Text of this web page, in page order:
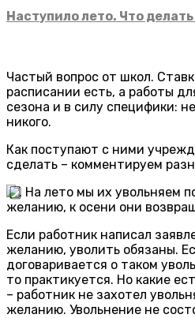
Наступило лето. Что
Частый вопрос от школ.
расписании есть, а работы
сезона и в силу специфики:
никого.
Как поступают с ними
сделать – комментируем
. На лето мы их увольняем
желанию, к осени они
Если работник написал
желанию, уволить обязаны.
договаривается о таком
то практикуется. Но какие
– работник не захотел
желанию. Увольнение не